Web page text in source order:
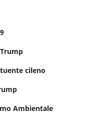
cileno
Ambientale